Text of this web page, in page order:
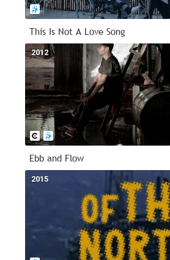
This Is Not A Love Song
2012
Ebb and Flow
2015